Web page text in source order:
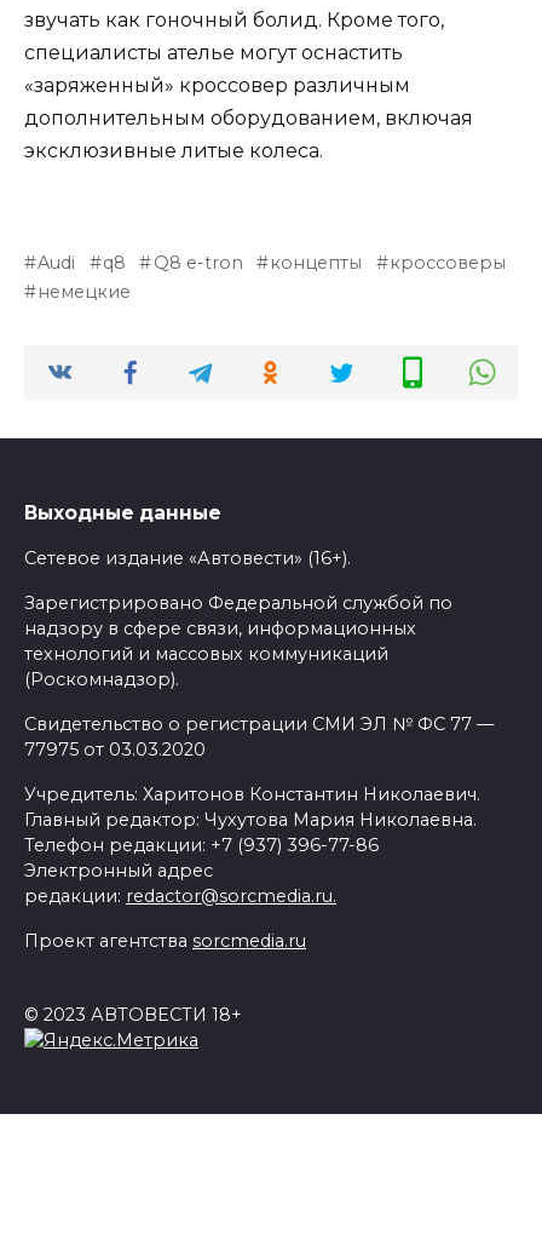
звучать как гоночный болид. Кроме того,
специалисты ателье могут оснастить
«заряженный» кроссовер различным
дополнительным оборудованием, включая
эксклюзивные литые колеса.
Audi q8 Q8 e-tron концепты
кроссоверы
немецкие
Выходные данные
Сетевое издание «Автовести» (16+).
Зарегистрировано Федеральной службой по
надзору в сфере связи, информационных
технологий и массовых коммуникаций
(Роскомнадзор).
Свидетельство о регистрации СМИ ЭЛ № ФС 77 —
77975 от 03.03.2020
Учредитель: Харитонов Константин Николаевич.
Главный редактор: Чухутова Мария Николаевна.
Телефон редакции: +7 (937) 396-77-86
Электронный адрес
редакции: redactor@sorcmedia.ru.
Проект агентства sorcmedia.ru
© 2023 АВТОВЕСТИ 18+